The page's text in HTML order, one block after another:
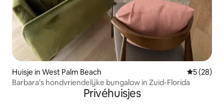
Huisje in West Palm Beach
5 (28)
Barbara's hondvriendelijke bungalow in Zuid-Florida
Privéhuisjes